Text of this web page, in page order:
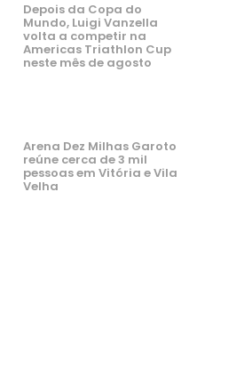
Depois da Copa do
Mundo, Luigi Vanzella
volta a competir na
Americas Triathlon Cup
neste mês de agosto
Arena Dez Milhas Garoto
reúne cerca de 3 mil
pessoas em Vitória e Vila
Velha